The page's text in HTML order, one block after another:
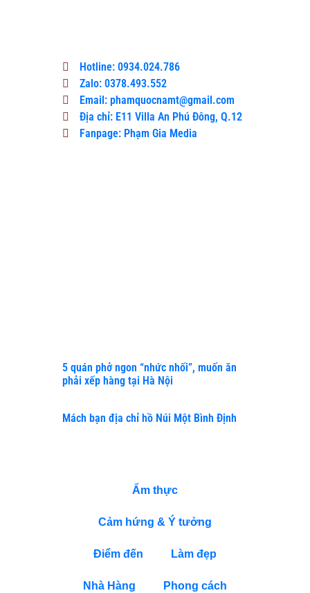
Hotline: 0934.024.786
Zalo: 0378.493.552
Email: phamquocnamt@gmail.com
Địa chỉ: E11 Villa An Phú Đông, Q.12
Fanpage: Phạm Gia Media
5 quán phở ngon “nhức nhối”, muốn ăn
phải xếp hàng tại Hà Nội
Mách bạn địa chỉ hồ Núi Một Bình Định
Ẩm thực
Cảm hứng & Ý tưởng
Điểm đến Làm đẹp
Nhà Hàng Phong cách